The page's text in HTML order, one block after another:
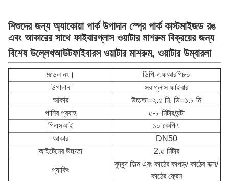
শিশুদের জন্য অ্যাকোয়া পার্ক উপাদান স্প্রে পার্ক কাস্টমাইজড রঙ
এবং আকারের সাথে ফাইবারগ্লাস ওয়াটার মাশরুম বিক্রয়ের জন্য
বিশেষ উল্লেখআউটফাইবারস ওয়াটার মাশরুম, ওয়াটার উম্বারলা
মডেল নং।
ডিপি-এফআরপি৮০
উপাদান
সব গ্লাস ফাইবার
আকার
উচ্চতা=২.৫ মি, ডি=১.৮ মি
পানির প্রবাহ
৫-৮ মিটার/ঘন্টা
পিএসআই
১০ কেপিএ
আকার
DN50
আইটেমের উচ্চতা
2.৫ মিটার
প্যাকিং
বুদ্বুদ ফিল্ম এবং কাঠের কাপড়/ কাঠের বাক্স/
কাঠের ফ্রেম